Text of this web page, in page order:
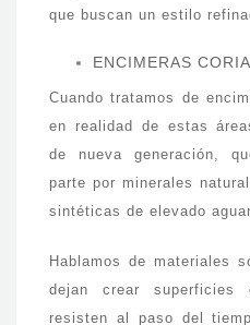
que buscan un estilo
ENCIMERAS
Cuando tratamos de
en realidad de estas
de nueva generación,
parte por minerales
sintéticas de elevado
Hablamos de materiales
dejan crear superficies
resisten al paso del